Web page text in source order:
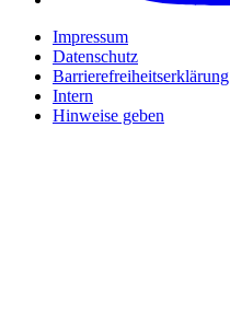
Impressum
Datenschutz
Barrierefreiheitserklärung
Intern
Hinweise geben